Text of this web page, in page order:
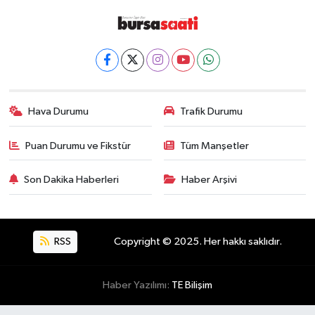
Hava Durumu Trafik Durumu
Puan Durumu ve Fikstür Tüm Manşetler
Son Dakika Haberleri Haber Arşivi
RSS Copyright © 2025. Her hakkı saklıdır.
Haber Yazılımı: TE Bilişim